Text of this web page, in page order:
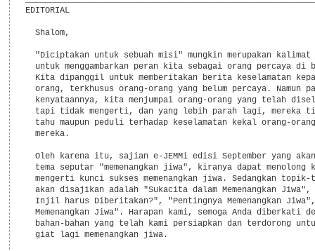
EDITORIAL
  Shalom,
"Diciptakan untuk sebuah misi" mungkin merupakan kalimat
untuk menggambarkan peran kita sebagai orang percaya di
Kita dipanggil untuk memberitakan berita keselamatan
orang, terkhusus orang-orang yang belum percaya. Namun
kenyataannya, kita menjumpai orang-orang yang telah
tapi tidak mengerti, dan yang lebih parah lagi, mereka
tahu maupun peduli terhadap keselamatan kekal orang-
  mereka.
Oleh karena itu, sajian e-JEMMi edisi September yang
tema seputar "memenangkan jiwa", kiranya dapat menolong
mengerti kunci sukses memenangkan jiwa. Sedangkan topik-
akan disajikan adalah "Sukacita dalam Memenangkan Jiwa",
Injil harus Diberitakan?", "Pentingnya Memenangkan
Memenangkan Jiwa". Harapan kami, semoga Anda diberkati
bahan-bahan yang telah kami persiapkan dan terdorong
  giat lagi memenangkan jiwa.